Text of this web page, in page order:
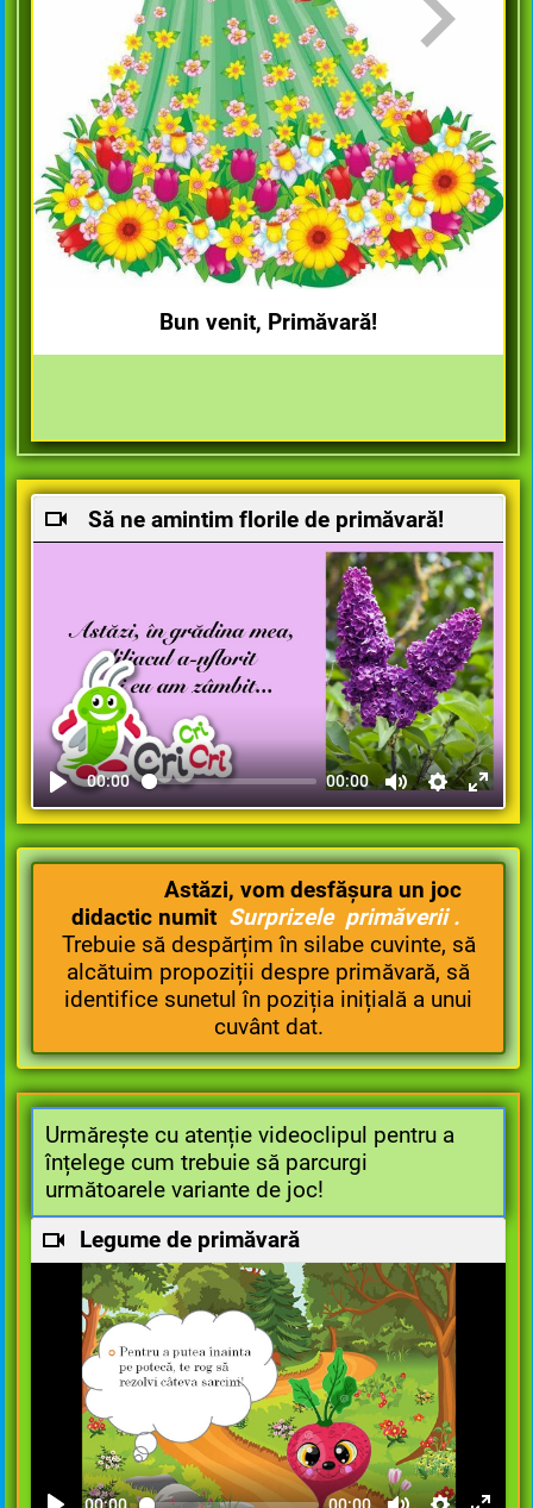
Bun venit, Primăvară!
Să ne amintim florile de primăvară!
00:00 00:00
Astăzi, vom desfășura un joc
didactic numit Surprizele primăverii.
Trebuie să despărțim în silabe cuvinte, să
alcătuim propoziții despre primăvară, să
identifice sunetul în poziția inițială a unui
cuvânt dat.
Urmărește cu atenție videoclipul pentru a
înțelege cum trebuie să parcurgi
următoarele variante de joc!
Legume de primăvară
00:00 00:00